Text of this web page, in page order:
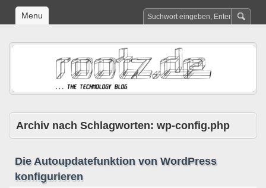
Menu
Archiv nach Schlagworten: wp-config.php
Die Autoupdatefunktion von WordPress
konfigurieren